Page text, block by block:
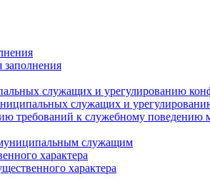
служащих и урегулированию
служащих и
требований к служебному
служащим
характера
характера